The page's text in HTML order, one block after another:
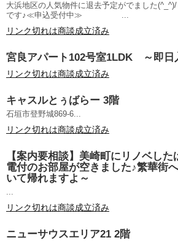
大浜地区の人気物件に退去予定がでました
です♪≪申込受付中≫ ...
リンク切れは商談成立済み
宮良アパート102号室1LDK ～即日
リンク切れは商談成立済み
キャスルとぅばらー 3階
石垣市登野城869-6...
リンク切れは商談成立済み
【案内要相談】美崎町にリノベし
電付のお部屋が空きました♪繁華街
いて帰れますよ～
...
リンク切れは商談成立済み
ニューサウスエリア21 2階